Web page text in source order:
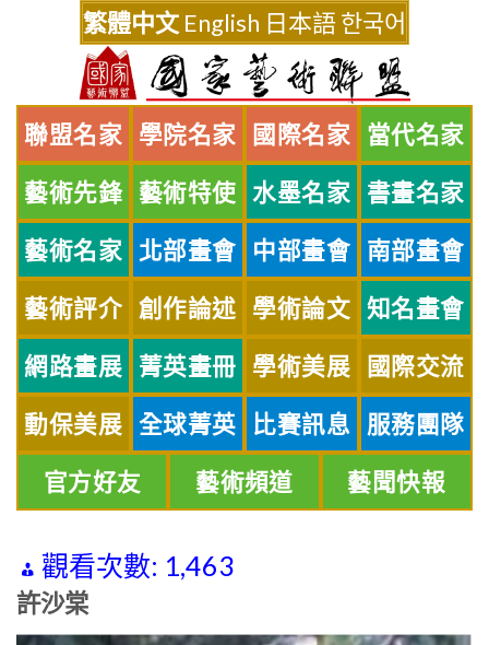
繁體中文 English 日本語한국어
聯盟名家 學院名家 國際名家 當代名家
藝術先鋒 藝術特使 水墨名家 書畫名家
藝術名家 北部畫會 中部畫會 南部畫會
藝術評介 創作論述 學術論文 知名畫會
網路畫展 菁英畫冊 學術美展 國際交流
動保美展 全球菁英 比賽訊息 服務團隊
官方好友 藝術頻道 藝聞快報
觀看次數: 1,463
許沙棠